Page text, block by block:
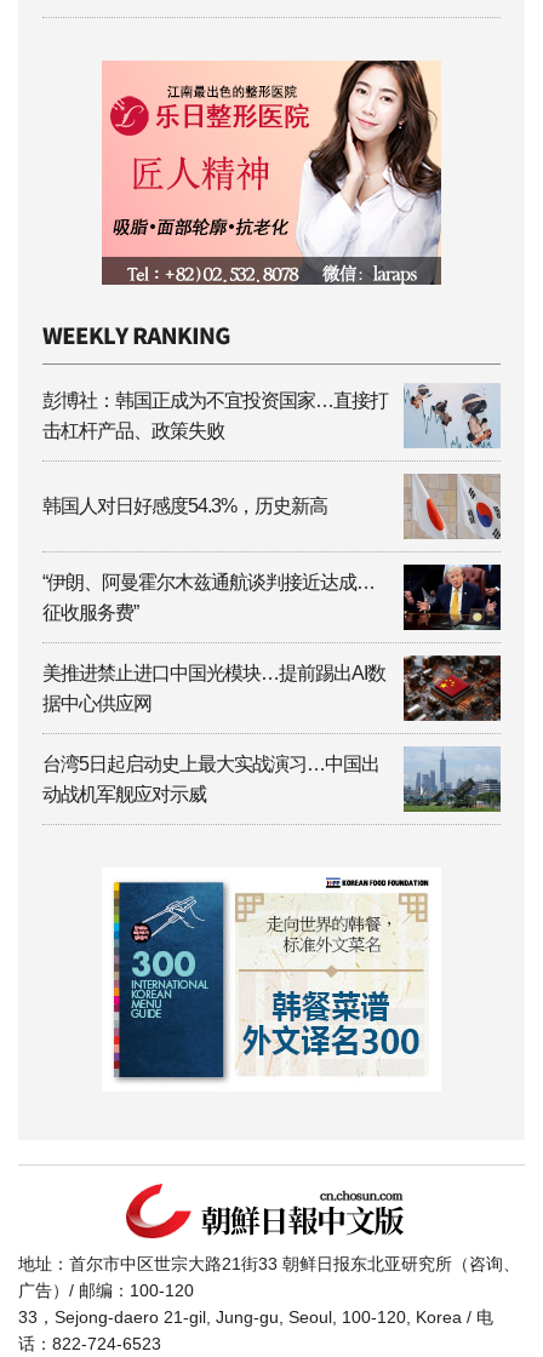
彭博社：韩国正成为不宜投资国家…直接打
击杠杆产品、政策失败
韩国人对日好感度54.3%，历史新高
“伊朗、阿曼霍尔木兹通航谈判接近达成…
征收服务费”
美推进禁止进口中国光模块…提前踢出AI数
据中心供应网
台湾5日起启动史上最大实战演习…中国出
动战机军舰应对示威
地址：首尔市中区世宗大路21街33 朝鲜日报东北亚研究所（咨询、
广告）/ 邮编：100-120
33，Sejong-daero 21-gil, Jung-gu, Seoul, 100-120, Korea / 电
话：822-724-6523